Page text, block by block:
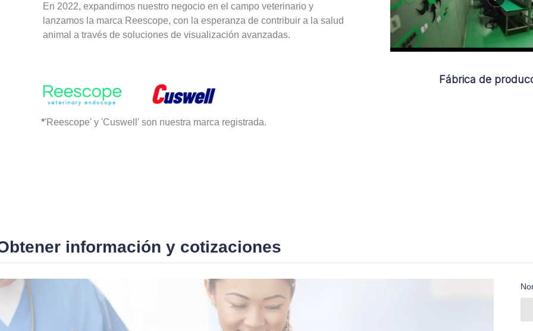
En 2022, expandimos nuestro negocio en el campo veterinario y
lanzamos la marca Reescope, con la esperanza de contribuir a la salud
animal a través de soluciones de visualización avanzadas.
Fábrica de
*'Reescope' y 'Cuswell' son nuestra marca registrada.
información y cotizaciones